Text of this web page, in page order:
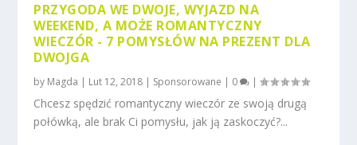
PRZYGODA WE DWOJE, WYJAZD NA
WEEKEND, A MOŻE ROMANTYCZNY
WIECZÓR - 7 POMYSŁÓW NA PREZENT DLA
DWOJGA
by Magda | Lut 12, 2018 | Sponsorowane | 0 |
Chcesz spędzić romantyczny wieczór ze swoją drugą
połówką, ale brak Ci pomysłu, jak ją zaskoczyć?...